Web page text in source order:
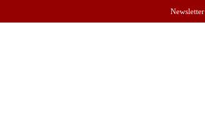
Newsletter